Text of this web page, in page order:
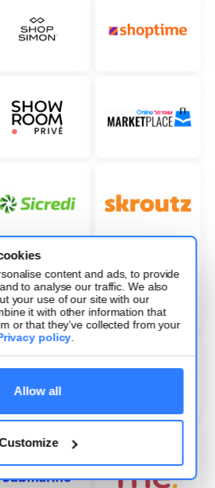
content and ads, to provide
to analyse our traffic. We also
your use of our site with our
it with other information that
or that they’ve collected from your
policy.
Allow all